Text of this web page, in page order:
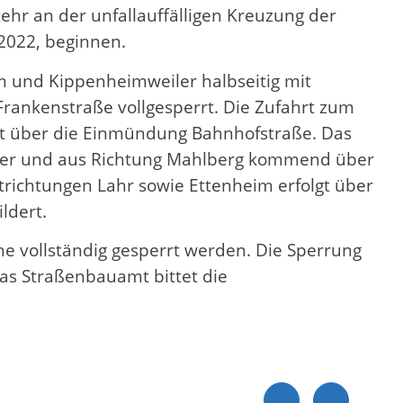
an der unfallauffälligen Kreuzung der
beginnen.
und Kippenheimweiler halbseitig mit
vollgesperrt. Die Zufahrt zum
die Einmündung Bahnhofstraße. Das
und aus Richtung Mahlberg kommend über
Lahr sowie Ettenheim erfolgt über
vollständig gesperrt werden. Die Sperrung
Straßenbauamt bittet die